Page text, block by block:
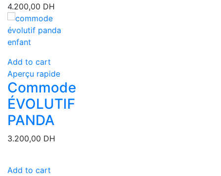
4.200,00 DH
Add to cart
Aperçu rapide
Commode
ÉVOLUTIF
PANDA
3.200,00 DH
Add to cart